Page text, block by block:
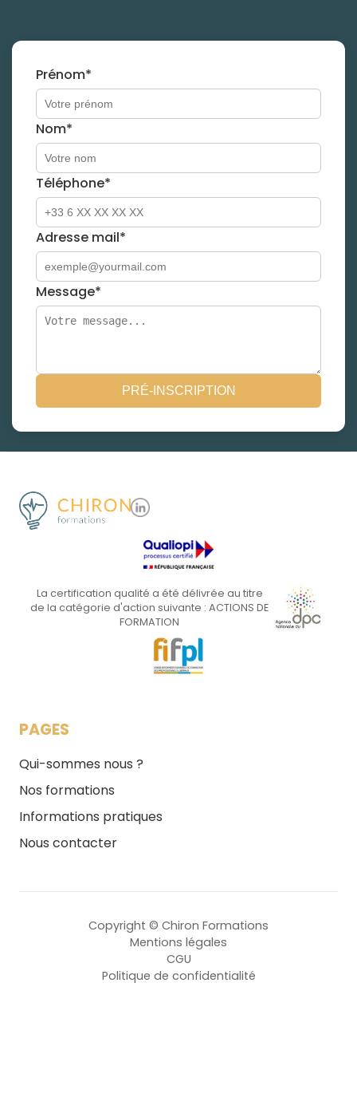
Prénom*
Nom*
Téléphone*
Adresse mail*
Message*
PRÉ-INSCRIPTION
La certification qualité a été délivrée au titre
de la catégorie d'action suivante : ACTIONS DE
FORMATION
PAGES
Qui-sommes nous ?
Nos formations
Informations pratiques
Nous contacter
Copyright © Chiron Formations
Mentions légales
CGU
Politique de confidentialité